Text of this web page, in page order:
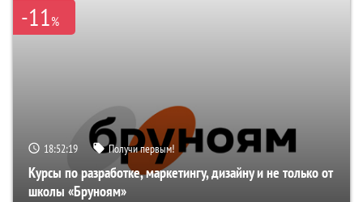
-11%
18:52:18 Получи первым!
Курсы по разработке, маркетингу, дизайну и не только от
школы «Бруноям»